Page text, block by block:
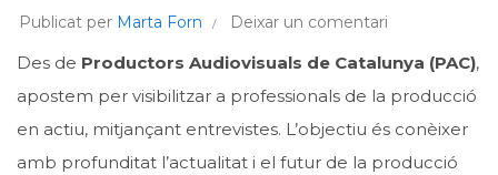
Publicat per Marta Forn Deixar un comentari
Des de Productors Audiovisuals de Catalunya (PAC),
apostem per visibilitzar a professionals de la producció
en actiu, mitjançant entrevistes. L’objectiu és conèixer
amb profunditat l’actualitat i el futur de la producció